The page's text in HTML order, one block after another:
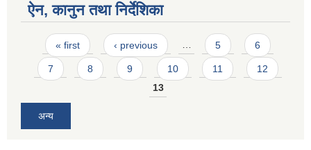
ऐन, कानुन तथा निर्देशिका
Pages
« first ‹ previous … 5 6
7 8 9 10 11
12
13
अन्य